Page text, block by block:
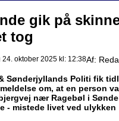
gik på
tog
24. oktober 2025 kl: 12:38Af:
Sønderjyllands Politi fik
om, at en person
nær Ragebøl i
- mistede livet ved ulykken